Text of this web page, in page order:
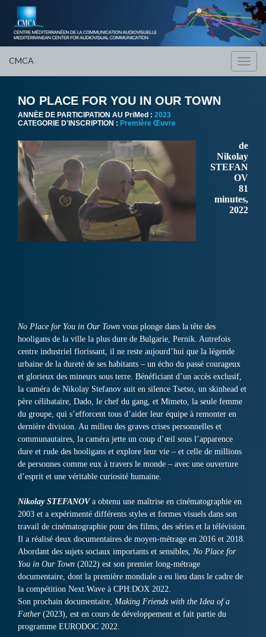
CMCA
NO PLACE FOR YOU IN OUR TOWN
ANNÈE DE PARTICIPATION AU PriMed : 2023
CATEGORIE D'INSCRIPTION : Première Œuvre
de
Nikolay
STEFAN
OV
81
minutes,
2022
No Place for You in Our Town vous plonge dans la tête des
hooligans de la ville la plus dure de Bulgarie, Pernik. Autrefois
centre industriel florissant, il ne reste aujourd’hui que la légende
urbaine de la dureté de ses habitants – un écho du passé courageux
et glorieux des mineurs sous terre. Bénéficiant d’un accès exclusif,
la caméra de Nikolay Stefanov suit en silence Tsetso, un skinhead et
père célibataire, Dado, le chef du gang, et Mimeto, la seule femme
du groupe, qui s’efforcent tous d’aider leur équipe à remonter en
dernière division. Au milieu des graves crises personnelles et
communautaires, la caméra jette un coup d’œil sous l’apparence
dure et rude des hooligans et explore leur vie – et celle de millions
de personnes comme eux à travers le monde – avec une ouverture
d’esprit et une véritable curiosité humaine.
Nikolay STEFANOVa obtenu une maîtrise en cinématographie en
2003 et a expérimenté différents styles et formes visuels dans son
travail de cinématographie pour des films, des séries et la télévision.
Il a réalisé deux documentaires de moyen-métrage en 2016 et 2018.
Abordant des sujets sociaux importants et sensibles, No Place for
You in Our Town (2022) est son premier long-métrage
documentaire, dont la première mondiale a eu lieu dans le cadre de
la compétition Next:Wave à CPH:DOX 2022.
Son prochain documentaire, Making Friends with the Idea of a
Father(2023), est en cours de développement et fait partie du
programme EURODOC 2022.